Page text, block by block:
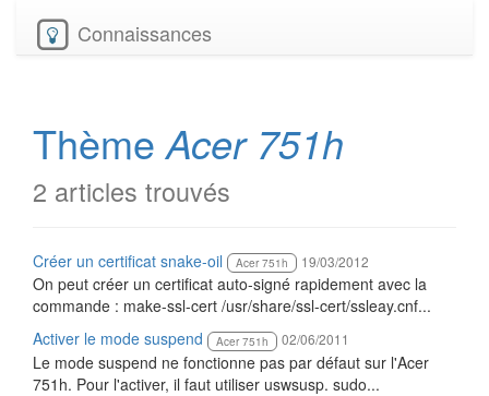
Connaissances
ThèmeAcer 751h
2 articles trouvés
Créer un certificat snake-oil Acer 751h 19/03/2012
On peut créer un certificat auto-signé rapidement avec la
commande : make-ssl-cert /usr/share/ssl-cert/ssleay.cnf...
Activer le mode suspend
Acer 751h 02/06/2011
Le mode suspend ne fonctionne pas par défaut sur l'Acer
751h. Pour l'activer, il faut utiliser uswsusp. sudo...